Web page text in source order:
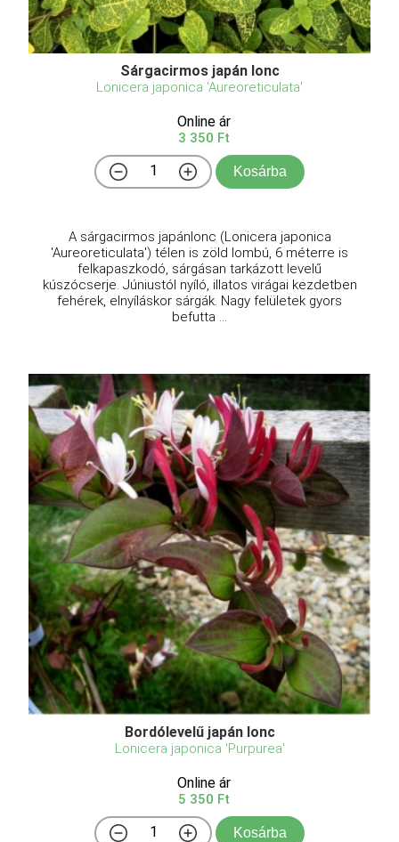
Sárgacirmos japán lonc
Lonicera japonica 'Aureoreticulata'
Online ár
3 350 Ft
Kosárba
A sárgacirmos japánlonc (Lonicera japonica
'Aureoreticulata') télen is zöld lombú, 6 méterre is
felkapaszkodó, sárgásan tarkázott levelű
kúszócserje. Júniustól nyíló, illatos virágai kezdetben
fehérek, elnyíláskor sárgák. Nagy felületek gyors
befutta ...
Bordólevelű japán lonc
Lonicera japonica 'Purpurea'
Online ár
5 350 Ft
Kosárba